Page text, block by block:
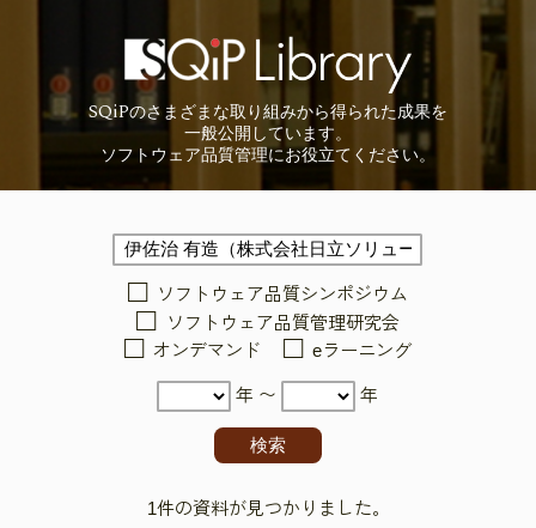
SQiPのさまざまな取り組みから得られた成果を
一般公開しています。
ソフトウェア品質管理にお役立てください。
ソフトウェア品質シンポジウム
ソフトウェア品質管理研究会
オンデマンド
eラーニング
年 〜 年
1件の資料が見つかりました。